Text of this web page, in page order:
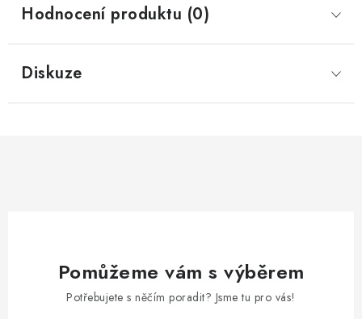
Hodnocení produktu (0)
Diskuze
Pomůžeme vám s výběrem
Potřebujete s něčím poradit? Jsme tu pro vás!